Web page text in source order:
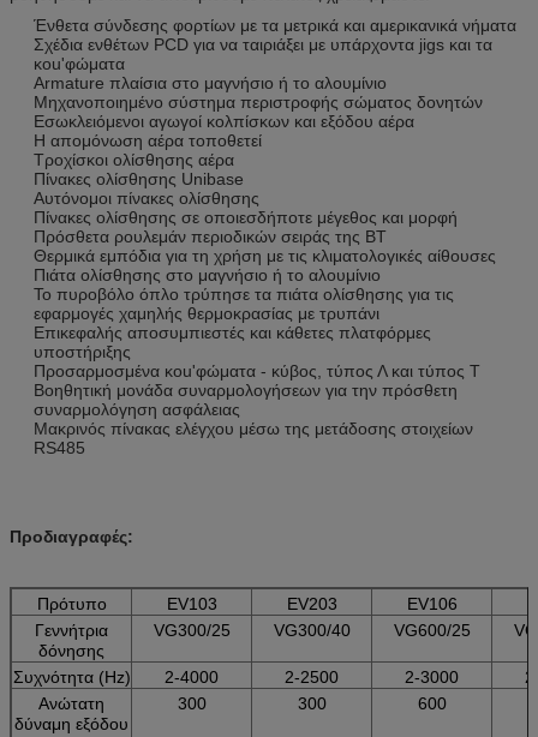
Ένθετα σύνδεσης φορτίων με τα μετρικά και αμερικανικά νήματα
Σχέδια ενθέτων PCD για να ταιριάξει με υπάρχοντα jigs και τα
κοu'φώματα
Armature πλαίσια στο μαγνήσιο ή το αλουμίνιο
Μηχανοποιημένο σύστημα περιστροφής σώματος δονητών
Εσωκλειόμενοι αγωγοί κολπίσκων και εξόδου αέρα
Η απομόνωση αέρα τοποθετεί
Τροχίσκοι ολίσθησης αέρα
Πίνακες ολίσθησης Unibase
Αυτόνομοι πίνακες ολίσθησης
Πίνακες ολίσθησης σε οποιεσδήποτε μέγεθος και μορφή
Πρόσθετα ρουλεμάν περιοδικών σειράς της BT
Θερμικά εμπόδια για τη χρήση με τις κλιματολογικές αίθουσες
Πιάτα ολίσθησης στο μαγνήσιο ή το αλουμίνιο
Το πυροβόλο όπλο τρύπησε τα πιάτα ολίσθησης για τις
εφαρμογές χαμηλής θερμοκρασίας με τρυπάνι
Επικεφαλής αποσυμπιεστές και κάθετες πλατφόρμες
υποστήριξης
Προσαρμοσμένα κοu'φώματα - κύβος, τύπος Λ και τύπος Τ
Βοηθητική μονάδα συναρμολογήσεων για την πρόσθετη
συναρμολόγηση ασφάλειας
Μακρινός πίνακας ελέγχου μέσω της μετάδοσης στοιχείων
RS485
Προδιαγραφές:
Πρότυπο EV103 EV203 EV106
Γεννήτρια
δόνησης
VG300/25 VG300/40 VG600/25
Συχνότητα (Hz) 2-4000 2-2500 2-3000
Ανώτατη
δύναμη εξόδου
300 300 600